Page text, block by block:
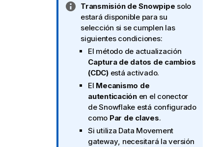
N
o
t
a
i
Transmisión de Snowpipe solo
estará disponible para su
selección si se cumplen las
siguientes condiciones:
El método de actualización
Captura de datos de cambios
(CDC)está activado.
El Mecanismo de
autenticaciónen el conector
de Snowflake está configurado
como Par de claves.
Si utiliza Data Movement
gateway, necesitará la versión